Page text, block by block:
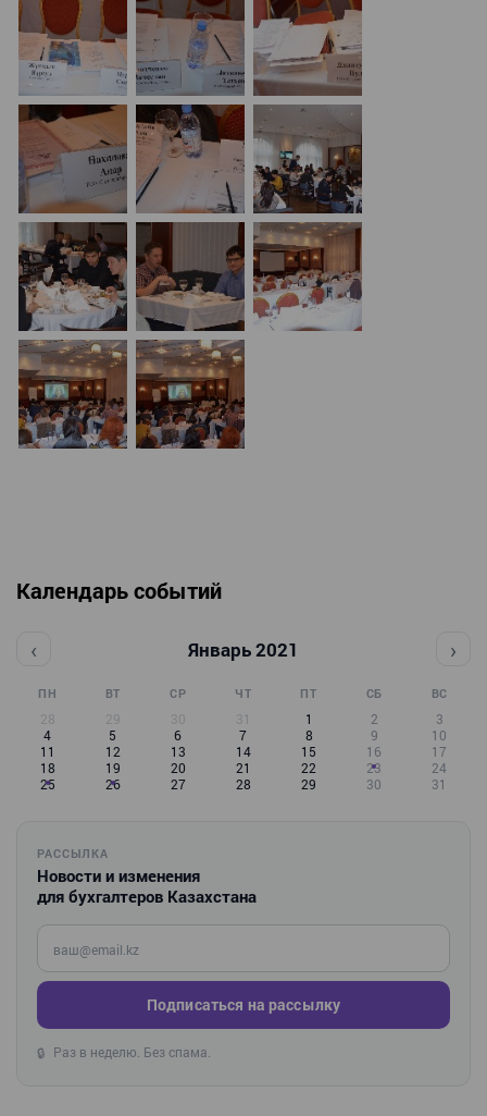
Календарь событий
‹ Январь 2021 ›
ПН ВТ СР ЧТ ПТ СБ ВС
28 29 30 31 1 2
3
4
5 6 7 8 9
10
11
12 13 14 15 16
17
18
19 20 21 22 23
24
25
26 27 28 29 30 31
РАССЫЛКА
Новости и изменения
для бухгалтеров Казахстана
Введите ваш e-mail
Подписаться на рассылку
🔒 Раз в неделю. Без спама.